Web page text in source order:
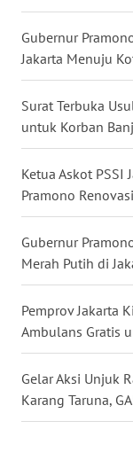
Gubernur
Jakarta Menuju
Surat Terbuka
untuk Korban
Ketua Askot PSSI
Pramono
Gubernur
Merah Putih di
Pemprov Jakarta
Ambulans Gratis
Gelar Aksi Unjuk
Karang Taruna,
WN
WN
SULUT
WN
MALUKU
WN
MALUT